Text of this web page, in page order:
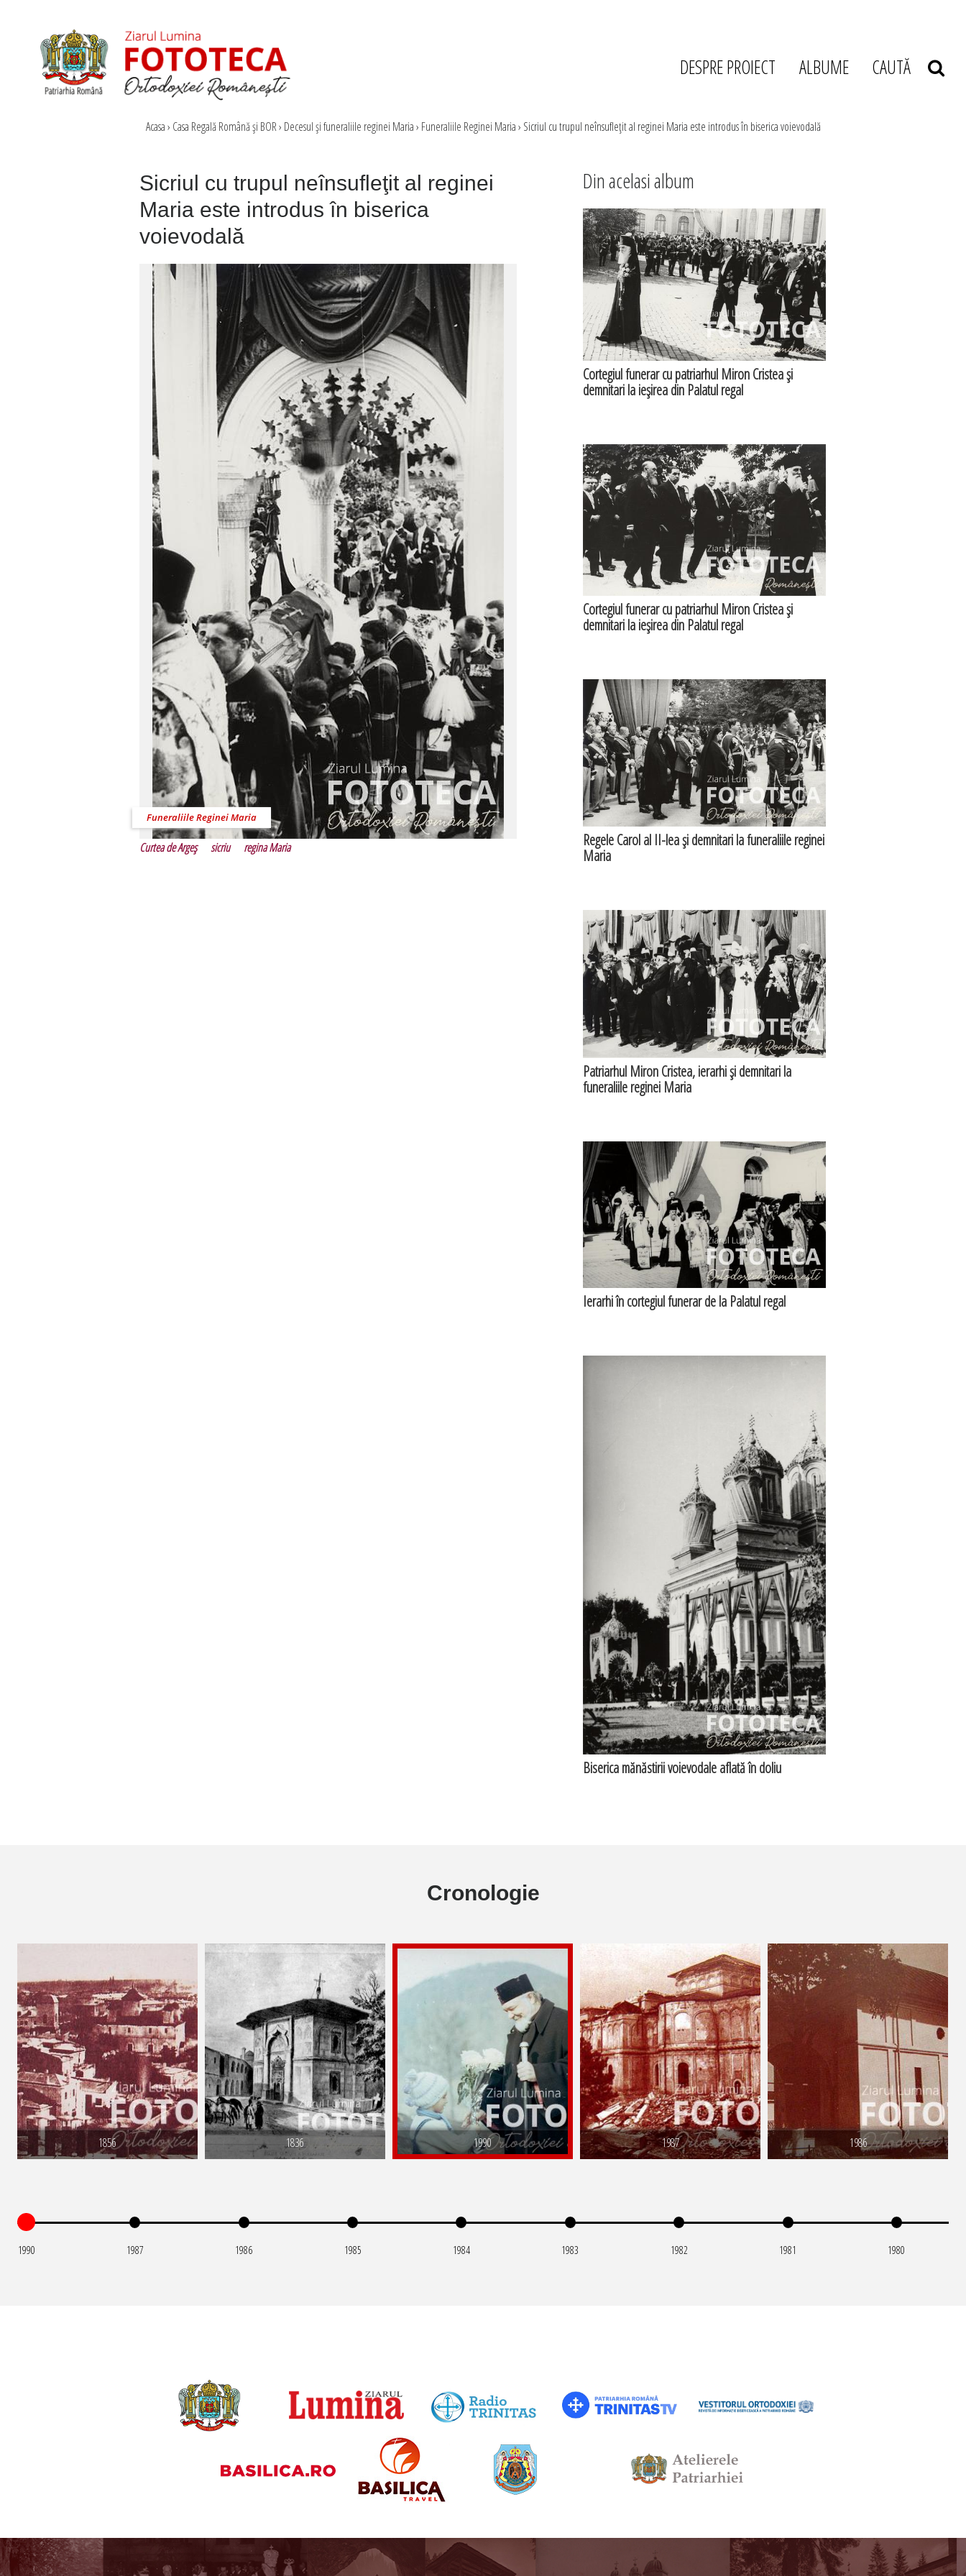
DESPRE PROIECT ALBUME CAUTĂ
Acasa› Casa Regală Română şi BOR› Decesul şi funeraliile reginei Maria› Funeraliile Reginei Maria› Sicriul cu trupul neînsufleţit al reginei Maria este introdus în biserica voievodală
Sicriul cu trupul neînsufleţit al reginei
Maria este introdus în biserica
voievodală
Funeraliile Reginei Maria
Curtea de Argeş sicriu regina Maria
Din acelasi album
Cortegiul funerar cu patriarhul Miron Cristea şi
demnitari la ieşirea din Palatul regal
Cortegiul funerar cu patriarhul Miron Cristea şi
demnitari la ieşirea din Palatul regal
Regele Carol al II-lea şi demnitari la funeraliile reginei
Maria
Patriarhul Miron Cristea, ierarhi şi demnitari la
funeraliile reginei Maria
Ierarhi în cortegiul funerar de la Palatul regal
Biserica mănăstirii voievodale aflată în doliu
Cronologie
1856 1836 1990 1987 1986
1990 1987 1986 1985 1984 1983 1982 1981 1980